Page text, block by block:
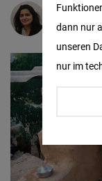
dann nur
unseren
nur im
Embed
Twitter
Embed